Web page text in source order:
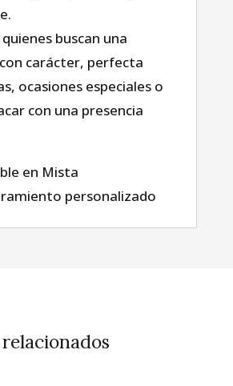
nosotros
Blog
buscan una
carácter, perfecta
ocasiones especiales o
con una presencia
en Mista
personalizado